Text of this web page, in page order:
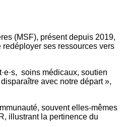
(MSF), présent depuis 2019,
ses ressources vers
soins médicaux, soutien
avec notre départ »,
souvent elles-mêmes
illustrant la pertinence du